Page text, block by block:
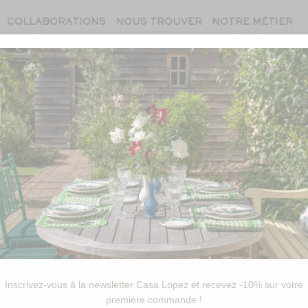
COLLABORATIONS NOUS TROUVER NOTRE MÉTIER
de Pierre
Inscrivez-vous à la newsletter Casa Lopez et recevez -10% sur votre
première commande !